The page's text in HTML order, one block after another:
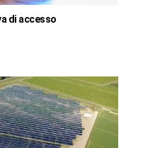
di accesso